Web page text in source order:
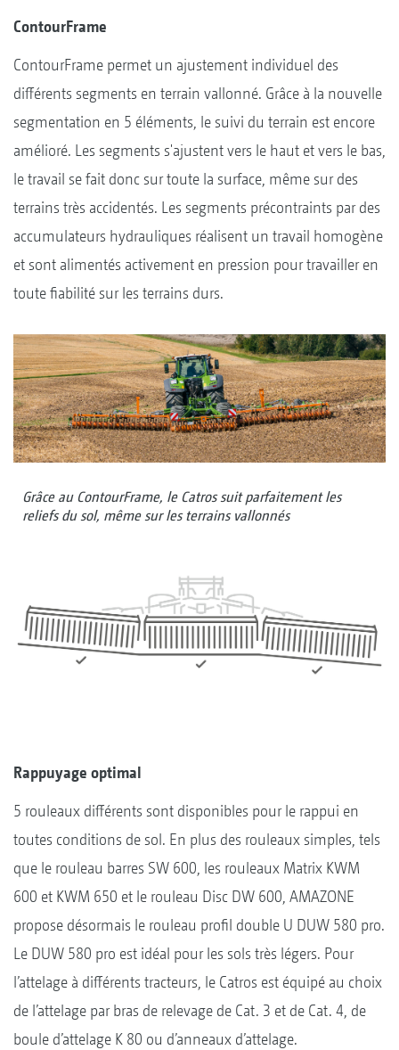
ContourFrame
ContourFrame permet un ajustement individuel des
différents segments en terrain vallonné. Grâce à la nouvelle
segmentation en 5 éléments, le suivi du terrain est encore
amélioré. Les segments s'ajustent vers le haut et vers le bas,
le travail se fait donc sur toute la surface, même sur des
terrains très accidentés. Les segments précontraints par des
accumulateurs hydrauliques réalisent un travail homogène
et sont alimentés activement en pression pour travailler en
toute fiabilité sur les terrains durs.
Grâce au ContourFrame, le Catros suit parfaitement les
reliefs du sol, même sur les terrains vallonnés
Rappuyage optimal
5 rouleaux différents sont disponibles pour le rappui en
toutes conditions de sol. En plus des rouleaux simples, tels
que le rouleau barres SW 600, les rouleaux Matrix KWM
600 et KWM 650 et le rouleau Disc DW 600, AMAZONE
propose désormais le rouleau profil double U DUW 580 pro.
Le DUW 580 pro est idéal pour les sols très légers. Pour
l’attelage à différents tracteurs, le Catros est équipé au choix
de l’attelage par bras de relevage de Cat. 3 et de Cat. 4, de
boule d’attelage K 80 ou d’anneaux d’attelage.